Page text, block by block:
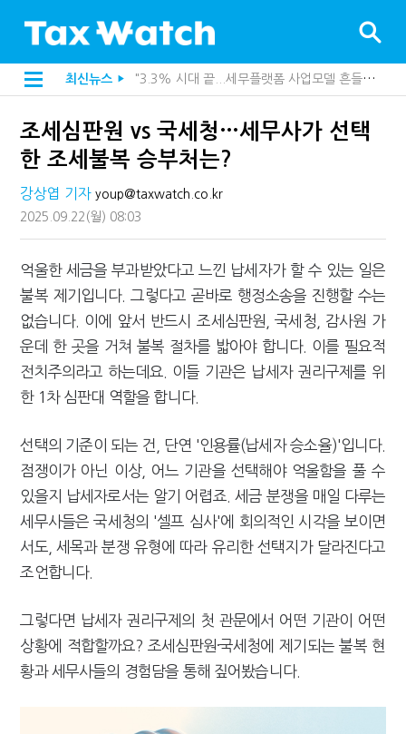
최신뉴스 ▶ "3.3% 시대 끝...세무플랫폼 사업모델 흔들린다"[2026 세제개편]10년 실거주도 불안…1주택자 세 부담 어떻게 달라질까
전자담배 통관, 이제 제품이 아니라 공급망을 본다
미국 301조 新관세, 다음은 '공급과잉 관세'인가
세무법인 HKL, 조사·재산세 전문가 임종수 세무사 영입
김밥엔 어떤 술 어울릴까?…국세청이 K-푸드 꺼낸 까닭
"세무플랫폼 문제 해결될 것"…세무사회 진단, 왜
배달라이더 원천징수 세금 인하…환급 플랫폼 수익성 악화될까
상속·증여세 조사, 이제 코인거래소까지 샅샅이 본다
고액자산가 더 옥죈다…해외신탁 미신고 제보에 포상금
반도체·AI로봇 국내 생산땐 세금 깎아준다
"오래 보유보다 오래 살아야"…1주택 세금 '실거주' 중심으로
조세심판원 vs 국세청…세무사가 선택
한 조세불복 승부처는?
강상엽 기자 youp@taxwatch.co.kr
2025.09.22 (월) 08:03
억울한 세금을 부과받았다고 느낀 납세자가 할 수 있는 일은
불복 제기입니다. 그렇다고 곧바로 행정소송을 진행할 수는
없습니다. 이에 앞서 반드시 조세심판원, 국세청, 감사원 가
운데 한 곳을 거쳐 불복 절차를 밟아야 합니다. 이를 필요적
전치주의라고 하는데요. 이들 기관은 납세자 권리구제를 위
한 1차 심판대 역할을 합니다.
선택의 기준이 되는 건, 단연 '인용률(납세자 승소율)'입니다.
점쟁이가 아닌 이상, 어느 기관을 선택해야 억울함을 풀 수
있을지 납세자로서는 알기 어렵죠. 세금 분쟁을 매일 다루는
세무사들은 국세청의 '셀프 심사'에 회의적인 시각을 보이면
서도, 세목과 분쟁 유형에 따라 유리한 선택지가 달라진다고
조언합니다.
그렇다면 납세자 권리구제의 첫 관문에서 어떤 기관이 어떤
상황에 적합할까요? 조세심판원·국세청에 제기되는 불복 현
황과 세무사들의 경험담을 통해 짚어봤습니다.